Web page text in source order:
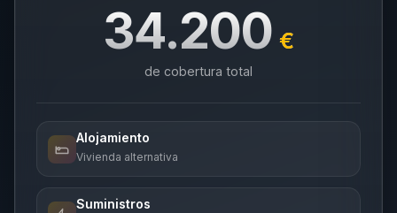
34.200 €
de cobertura total
Alojamiento
Vivienda alternativa
Suministros